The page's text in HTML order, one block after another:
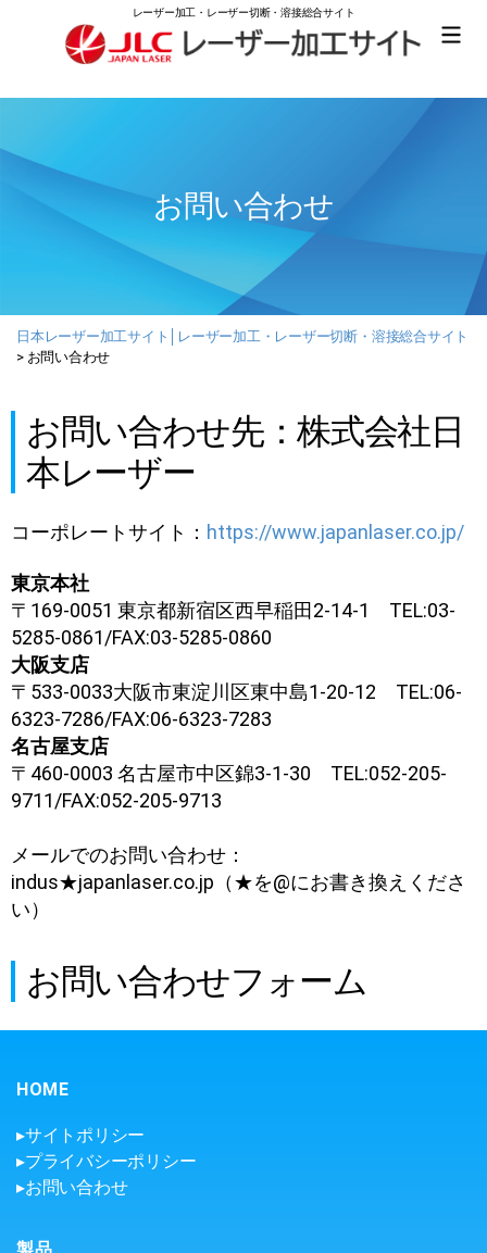
レーザー加工・レーザー切断・溶接総合サイト
本
加
工
ト
│
レ
加
工・
ー
接
総
サ
イ
ト
お問い合わせ
日本レーザー加工サイト│レーザー加工・レーザー切断・溶接総合サイト
> お問い合わせ
お問い合わせ先：株式会社日
本レーザー
​​コーポレートサイト： https://www.japanlaser.co.jp/
東京本社
〒169-0051 東京都新宿区西早稲田2-14-1 TEL:03-
5285-0861/FAX:03-5285-0860
大阪支店
〒533-0033大阪市東淀川区東中島1-20-12 TEL:06-
6323-7286/FAX:06-6323-7283
名古屋支店
〒460-0003 名古屋市中区錦3-1-30 TEL:052-205-
9711/FAX:052-205-9713
メールでのお問い合わせ：
indus★japanlaser.co.jp（★を@にお書き換えくださ
い）
お問い合わせフォーム
HOME
▸サイトポリシー
▸プライバシーポリシー
▸お問い合わせ
製品